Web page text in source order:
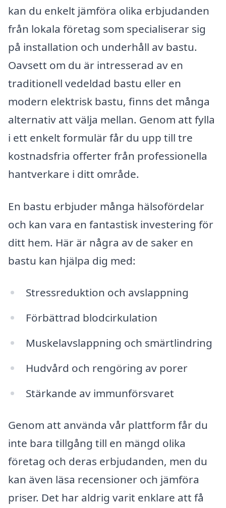
kan du enkelt jämföra olika erbjudanden
från lokala företag som specialiserar sig
på installation och underhåll av bastu.
Oavsett om du är intresserad av en
traditionell vedeldad bastu eller en
modern elektrisk bastu, finns det många
alternativ att välja mellan. Genom att fylla
i ett enkelt formulär får du upp till tre
kostnadsfria offerter från professionella
hantverkare i ditt område.
En bastu erbjuder många hälsofördelar
och kan vara en fantastisk investering för
ditt hem. Här är några av de saker en
bastu kan hjälpa dig med:
Stressreduktion och avslappning
Förbättrad blodcirkulation
Muskelavslappning och smärtlindring
Hudvård och rengöring av porer
Stärkande av immunförsvaret
Genom att använda vår plattform får du
inte bara tillgång till en mängd olika
företag och deras erbjudanden, men du
kan även läsa recensioner och jämföra
priser. Det har aldrig varit enklare att få